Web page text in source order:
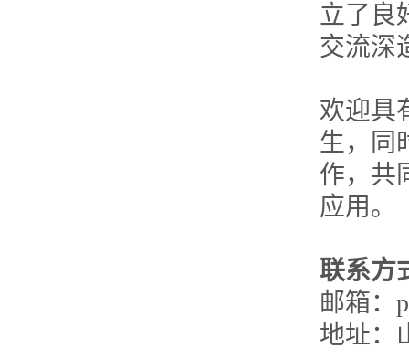
立了良
交流深
欢迎具
生，同
作，共
应用。
联系方
邮箱：
地址：